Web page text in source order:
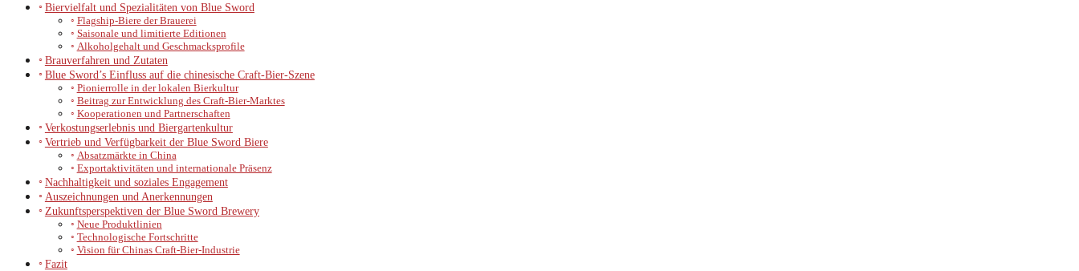
Biervielfalt und Spezialitäten von Blue Sword
Flagship-Biere der Brauerei
Saisonale und limitierte Editionen
Alkoholgehalt und Geschmacksprofile
Brauverfahren und Zutaten
Blue Sword’s Einfluss auf die chinesische Craft-Bier-Szene
Pionierrolle in der lokalen Bierkultur
Beitrag zur Entwicklung des Craft-Bier-Marktes
Kooperationen und Partnerschaften
Verkostungserlebnis und Biergartenkultur
Vertrieb und Verfügbarkeit der Blue Sword Biere
Absatzmärkte in China
Exportaktivitäten und internationale Präsenz
Nachhaltigkeit und soziales Engagement
Auszeichnungen und Anerkennungen
Zukunftsperspektiven der Blue Sword Brewery
Neue Produktlinien
Technologische Fortschritte
Vision für Chinas Craft-Bier-Industrie
Fazit